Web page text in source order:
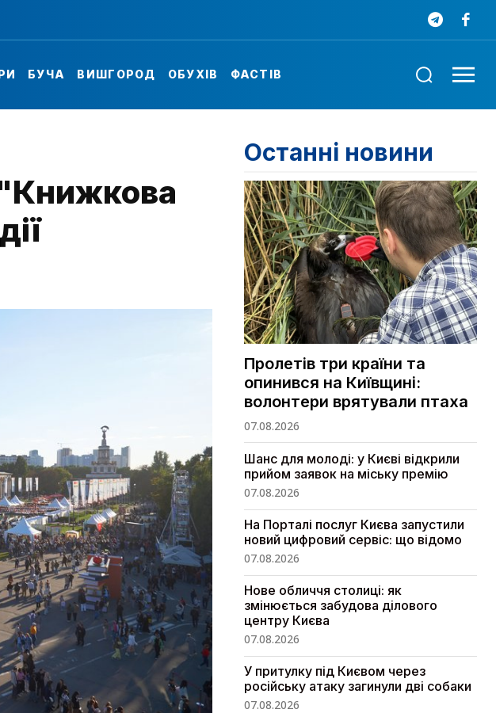
БУЧА ВИШГОРОД ОБУХІВ ФАСТІВ
Останні новини
Пролетів три країни та
опинився на Київщині:
волонтери врятували птаха
07.08.2026
Шанс для молоді: у Києві відкрили
прийом заявок на міську премію
07.08.2026
На Порталі послуг Києва запустили
новий цифровий сервіс: що відомо
07.08.2026
Нове обличчя столиці: як
змінюється забудова ділового
центру Києва
07.08.2026
У притулку під Києвом через
російську атаку загинули дві собаки
07.08.2026